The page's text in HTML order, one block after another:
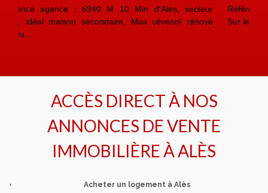
Référene agence : 6931 M Ales, proche des commodités
Sur les hauteurs de la ville maison de 166 m² habita...
ACCÈS DIRECT À NOS
ANNONCES DE VENTE
IMMOBILIÈRE ÀALÈS
+
Acheter un logement à Alès